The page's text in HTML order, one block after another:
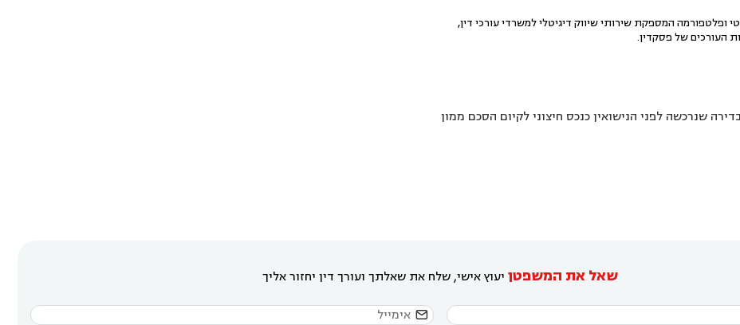
ופלטפורמה המספקת שירותי שיווק דיגיטלי למשרדי עורכי דין,
העורכים של פסקדין.
שנרכשה לפני הנישואין כנכס חיצוני לקיום הסכם ממון
שאל את המשפטן יעוץ אישי, שלח את שאלתך ועורך דין יחזור אליך
